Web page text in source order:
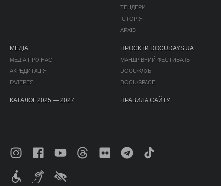
ТЕНДЕРИ
ІСТОРІЯ
АРХІВ
МЕДІА
МЕДІА ПРО НАС
АКРЕДИТАЦІЯ
ГАЛЕРЕЯ
ПРОЄКТИ DOCUDAYS UA
МАНДРІВНИЙ ФЕСТИВАЛЬ
DOCU/КЛУБ
DOCU/SPACE
КАТАЛОГ 2025 — 2027 ПРАВИЛА САЙТУ